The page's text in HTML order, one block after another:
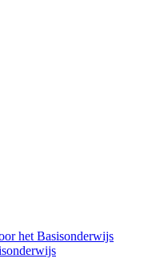
het Basisonderwijs